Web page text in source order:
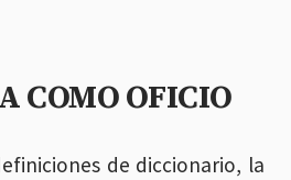
COMO OFICIO
de diccionario, la